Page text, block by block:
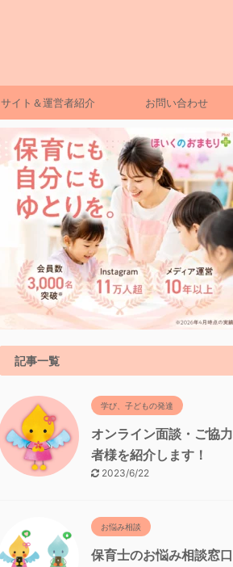
サイト＆運営者紹介 お問い合わせ
記事一覧
学び、子どもの発達
オンライン面談・ご協力
者様を紹介します！
2023/6/22
お悩み相談
保育士のお悩み相談窓口